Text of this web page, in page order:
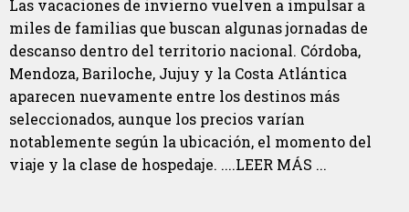
Las vacaciones de invierno vuelven a impulsar a
miles de familias que buscan algunas jornadas de
descanso dentro del territorio nacional. Córdoba,
Mendoza, Bariloche, Jujuy y la Costa Atlántica
aparecen nuevamente entre los destinos más
seleccionados, aunque los precios varían
notablemente según la ubicación, el momento del
viaje y la clase de hospedaje. ....LEER MÁS ...